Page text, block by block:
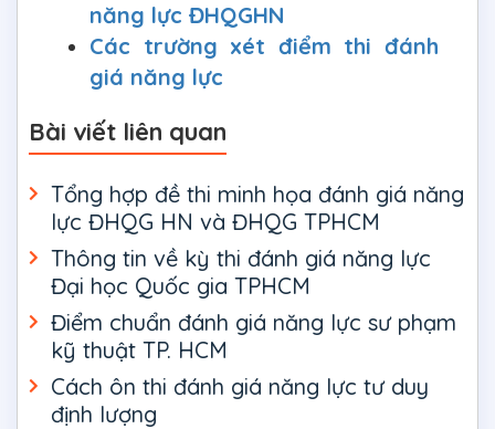
năng lực ĐHQGHN
Các trường xét điểm thi đánh
giá năng lực
Bài viết liên quan
Tổng hợp đề thi minh họa đánh giá năng
lực ĐHQG HN và ĐHQG TPHCM
Thông tin về kỳ thi đánh giá năng lực
Đại học Quốc gia TPHCM
Điểm chuẩn đánh giá năng lực sư phạm
kỹ thuật TP. HCM
Cách ôn thi đánh giá năng lực tư duy
định lượng